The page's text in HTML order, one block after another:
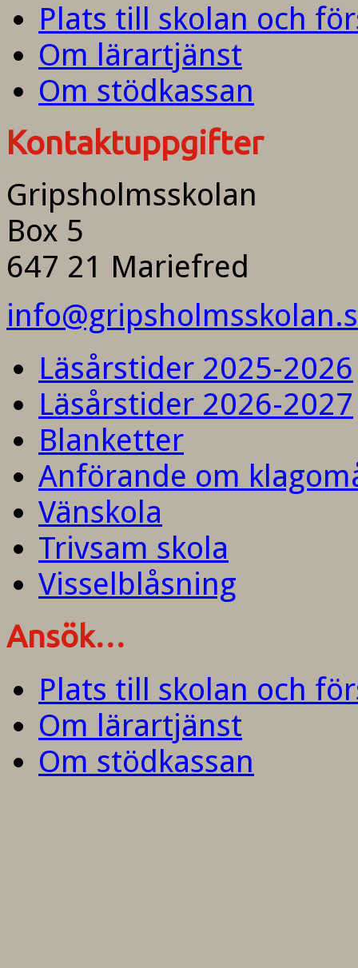
Plats till skolan och
Om lärartjänst
Om stödkassan
Kontaktuppgifter
Gripsholmsskolan
Box 5
647 21 Mariefred
Läsårstider 2025-2026
Läsårstider 2026-2027
Blanketter
Anförande om
Vänskola
Trivsam skola
Visselblåsning
Ansök…
Plats till skolan och
Om lärartjänst
Om stödkassan